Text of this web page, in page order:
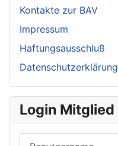
Kontakte zur BAV
Impressum
Haftungsausschluß
Datenschutzerklärung
Login Mitglied